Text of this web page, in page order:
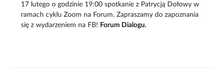
17 lutego o godzinie 19:00 spotkanie z Patrycją Dołowy w
ramach cyklu Zoom na Forum. Zapraszamy do zapoznania
się z wydarzeniem na FB! Forum Dialogu.